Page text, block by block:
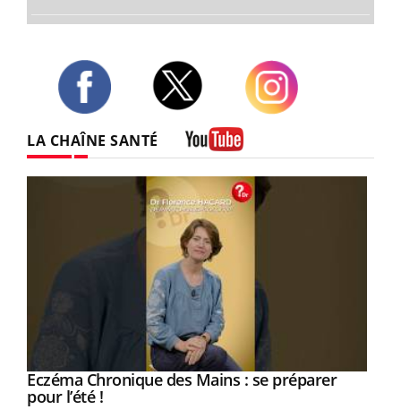
LA CHAÎNE SANTÉ
Youtube
Eczéma Chronique des Mains : se préparer
pour l’été !Youtube